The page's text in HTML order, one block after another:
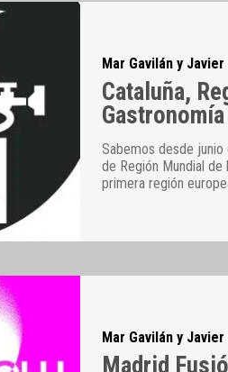
Mar Gavilán y
Cataluña,
Sabemos desde
de Región Mundial de
primera región
Mar Gavilán y
Madrid